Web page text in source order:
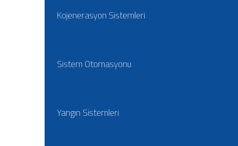
Kojenerasyon Sistemleri
Sistem Otomasyonu
Yangın Sistemleri